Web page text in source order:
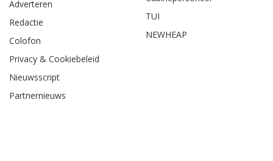
Adverteren
Redactie
Colofon
Privacy & Cookiebeleid
Nieuwsscript
Partnernieuws
TUI
NEWHEAP